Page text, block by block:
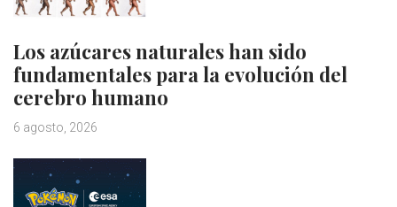
Los azúcares naturales han sido
fundamentales para la evolución del
cerebro humano
6 agosto, 2026